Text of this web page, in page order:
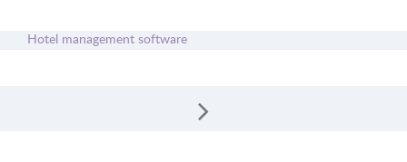
Hotel management software